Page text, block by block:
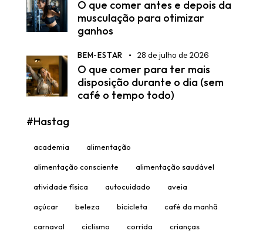
O que comer antes e depois da
musculação para otimizar
ganhos
BEM-ESTAR 28 de julho de 2026
O que comer para ter mais
disposição durante o dia (sem
café o tempo todo)
#Hastag
academia alimentação
alimentação consciente alimentação saudável
atividade física autocuidado aveia
açúcar beleza bicicleta café da manhã
carnaval ciclismo corrida crianças